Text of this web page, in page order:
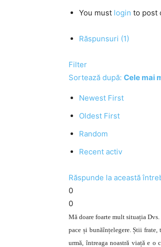
You must login to post
Răspunsuri (1)
Filter
Sortează după: Cele mai
Newest First
Oldest First
Random
Recent activ
Răspunde la această
0
0
Mă doare foarte mult situația
pace și bunăînțelegere. Știi
urmă, întreaga noastră viață e o